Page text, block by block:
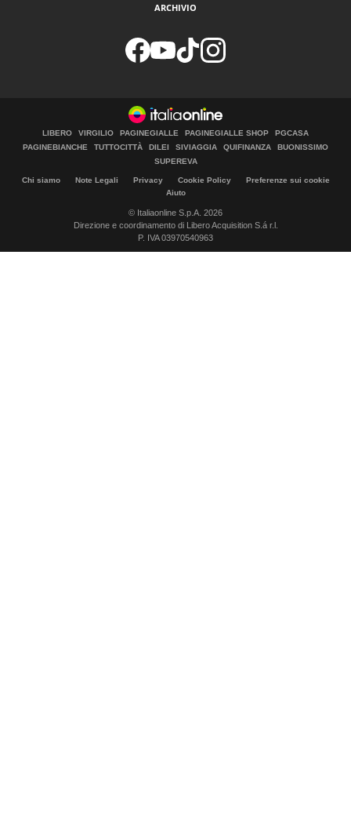
ARCHIVIO
LIBERO VIRGILIO PAGINEGIALLE PAGINEGIALLE SHOP
PGCASA
PAGINEBIANCHE
TUTTOCITTÀ DILEI SIVIAGGIA QUIFINANZA
BUONISSIMO
SUPEREVA
Chi siamo Note Legali Privacy Cookie Policy
Preferenze sui cookie
Aiuto
© Italiaonline S.p.A. 2026
Direzione e coordinamento di Libero Acquisition S.á r.l.
P. IVA 03970540963